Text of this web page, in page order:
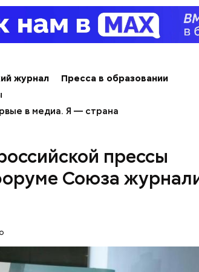
журнал
Пресса в образовании
в медиа. Я — страна
прессы
Союза
святой Николай спас от смерти